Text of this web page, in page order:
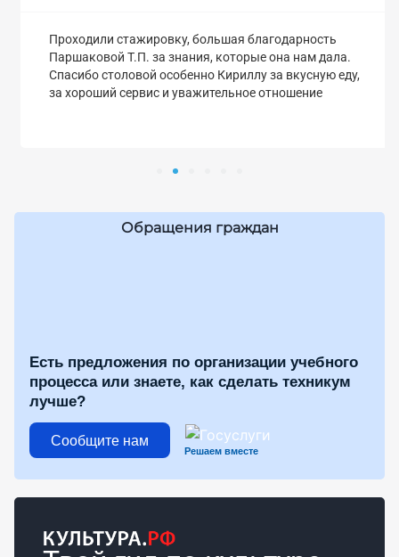
Проходили стажировку, большая благодарность
Паршаковой Т.П. за знания, которые она нам дала.
Спасибо столовой особенно Кириллу за вкусную еду,
за хороший сервис и уважительное отношение
Обращения граждан
Есть предложения по организации учебного
процесса или знаете, как сделать техникум
лучше?
Сообщите нам
Решаем вместе